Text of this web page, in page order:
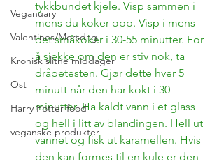
Veganuary
Valentines/Morsdag
Kronisk slitne middager
Ost
Harry Potter food
veganske produkter
tykkbundet kjele. Visp sammen i
mens du koker opp. Visp i mens
det småkoker i 30-55 minutter. For
å sjekke om den er stiv nok, ta
dråpetesten. Gjør dette hver 5
minutt når den har kokt i 30
minutter. Ha kaldt vann i et glass
og hell i litt av blandingen. Hell ut
vannet og fisk ut karamellen. Hvis
den kan formes til en kule er den